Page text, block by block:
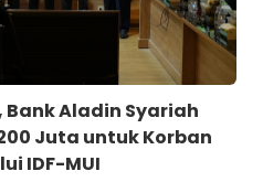
Aladin Syariah
Juta untuk Korban
IDF-MUI